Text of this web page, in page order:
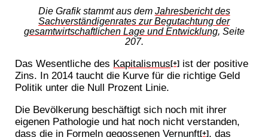
Die Grafik stammt aus dem Jahresbericht des
Sachverständigenrates zur Begutachtung der
gesamtwirtschaftlichen Lage und Entwicklung, Seite
207.
Das Wesentliche des Kapitalismus[+] ist der positive
Zins. In 2014 taucht die Kurve für die richtige Geld
Politik unter die Null Prozent Linie.
Die Bevölkerung beschäftigt sich noch mit ihrer
eigenen Pathologie und hat noch nicht verstanden,
dass die in Formeln gegossenenVernunft[+] , das